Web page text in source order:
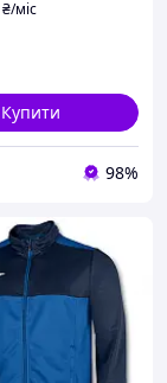
₴/міс
Купити
98%